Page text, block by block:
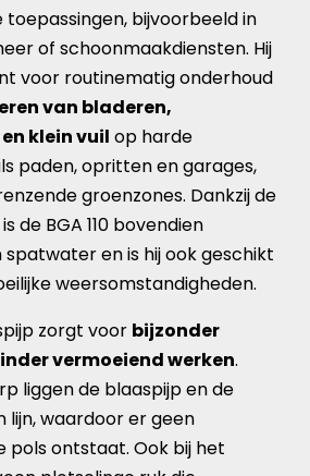
bijvoorbeeld in
of schoonmaakdiensten. Hij
voor routinematig onderhoud
van bladeren,
klein vuil op harde
paden, opritten en garages,
groenzones. Dankzij de
de BGA 110 bovendien
en is hij ook geschikt
weersomstandigheden.
zorgt voor bijzonder
vermoeiend werken.
liggen de blaaspijp en de
lijn, waardoor er geen
pols ontstaat. Ook bij het